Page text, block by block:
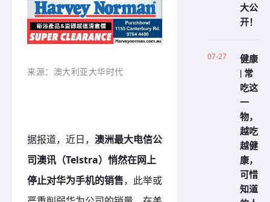
来源：澳大利亚大华时代
据报道，近日， 澳洲最大电信公
司澳讯（Telstra）悄然在网上
停止对华为手机的销售，此举或
大公
开！
07-27
健康
| 常
吃这
一
物，
越吃
越健
康，
可惜
知道